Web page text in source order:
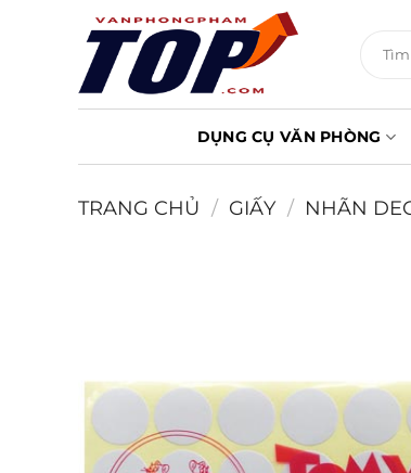
kiếm:
DỤNG CỤ VĂN PHÒNG
TRANG CHỦ / GIẤY / NHÃN